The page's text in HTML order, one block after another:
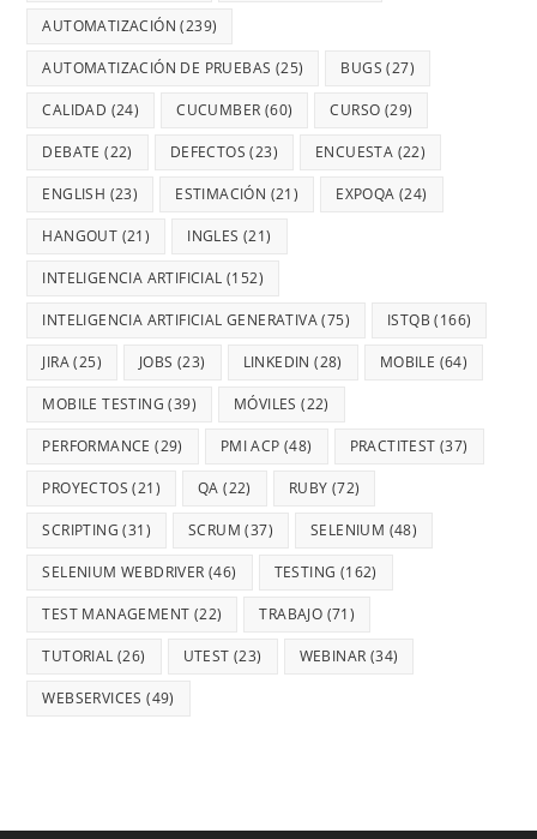
AUTOMATIZACIÓN (239)
AUTOMATIZACIÓN DE PRUEBAS (25) BUGS (27)
CALIDAD (24) CUCUMBER (60) CURSO (29)
DEBATE (22) DEFECTOS (23) ENCUESTA (22)
ENGLISH (23) ESTIMACIÓN (21) EXPOQA (24)
HANGOUT (21) INGLES (21)
INTELIGENCIA ARTIFICIAL (152)
INTELIGENCIA ARTIFICIAL GENERATIVA(75) ISTQB (166)
JIRA(25) JOBS (23) LINKEDIN (28) MOBILE (64)
MOBILE TESTING (39) MÓVILES (22)
PERFORMANCE (29) PMI ACP (48) PRACTITEST (37)
PROYECTOS (21) QA (22) RUBY (72)
SCRIPTING (31) SCRUM (37) SELENIUM (48)
SELENIUM WEBDRIVER (46) TESTING (162)
TEST MANAGEMENT (22) TRABAJO (71)
TUTORIAL (26) UTEST (23) WEBINAR (34)
WEBSERVICES (49)